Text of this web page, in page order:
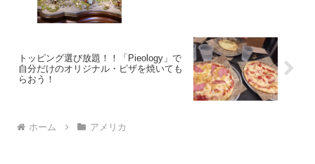
トッピング選び放題！！「Pieology」で
自分だけのオリジナル・ピザを焼いても
らおう！
ホーム アメリカ